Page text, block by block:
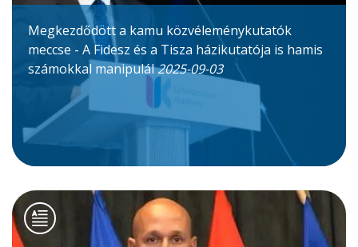
Megkezdődött a kamu közvéleménykutatók
meccse - A Fidesz és a Tisza házikutatója is hamis
számokkal manipulál2025-09-03